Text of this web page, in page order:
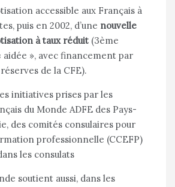
accessible aux Français à
puis en 2002, d’une nouvelle
à taux réduit (3ème
», avec financement par
de la CFE).
initiatives prises par les
du Monde ADFE des Pays-
des comités consulaires pour
professionnelle (CCEFP)
les consulats
soutient aussi, dans les